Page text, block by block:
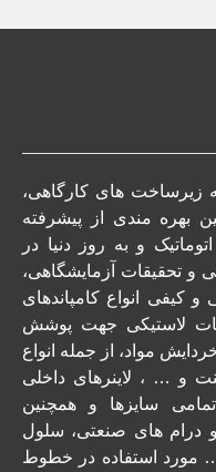
زیرساخت های کارگاهی،
بهره مندی از پیشرفته
و به روز دنیا در
و تحقیقات آزمایشگاهی،
کیفی انواع کامپاندهای
لاستیکی جهت پوشش
مواد، از جمله انواع
و … ، لاینرهای داخلی
سایزها و همچنین
و درام های صنعتی، سلول
… مورد استفاده در خطوط